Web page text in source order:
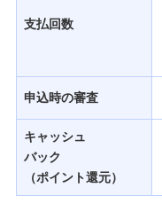
お客さまサポート
みずほ銀行について
支払回数
申込時の審査
キャッシュ
バック
（ポイント還元）